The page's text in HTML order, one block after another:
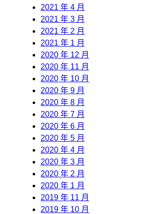
2021 年 4 月
2021 年 3 月
2021 年 2 月
2021 年 1 月
2020 年 12 月
2020 年 11 月
2020 年 10 月
2020 年 9 月
2020 年 8 月
2020 年 7 月
2020 年 6 月
2020 年 5 月
2020 年 4 月
2020 年 3 月
2020 年 2 月
2020 年 1 月
2019 年 11 月
2019 年 10 月